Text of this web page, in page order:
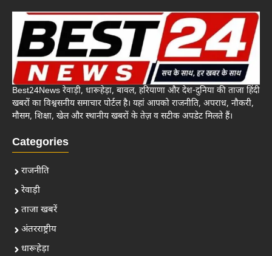
Best24News रेवाड़ी, धारूहेड़ा, बावल, हरियाणा और देश-दुनिया की ताजा हिंदी
खबरों का विश्वसनीय समाचार पोर्टल है। यहां आपको राजनीति, अपराध, नौकरी,
मौसम, शिक्षा, खेल और स्थानीय खबरों के तेज़ व सटीक अपडेट मिलते हैं।
Categories
राजनीति
रेवाड़ी
ताजा खबरें
अंतरराष्ट्रीय
धारूहेड़ा